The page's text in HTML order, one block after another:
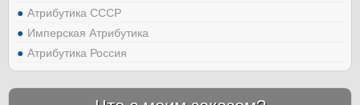
Атрибутика СССР
Имперская Атрибутика
Атрибутика Россия